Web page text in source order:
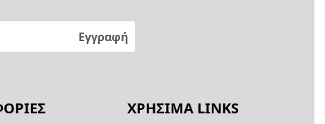
ΧΡΗΣΙΜΑ LINKS